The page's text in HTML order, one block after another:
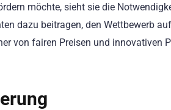
möchte, sieht sie die
dazu beitragen, den Wettbewerb
von fairen Preisen und innovativen